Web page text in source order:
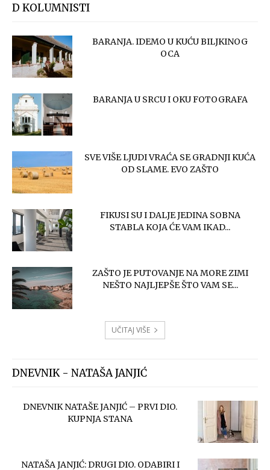
D KOLUMNISTI
BARANJA. IDEMO U KUĆU BILJKINOG
OCA
BARANJA U SRCU I OKU FOTOGRAFA
SVE VIŠE LJUDI VRAĆA SE GRADNJI KUĆA
OD SLAME. EVO ZAŠTO
FIKUSI SU I DALJE JEDINA SOBNA
STABLA KOJA ĆE VAM IKAD...
ZAŠTO JE PUTOVANJE NA MORE ZIMI
NEŠTO NAJLJEPŠE ŠTO VAM SE...
UČITAJ VIŠE
DNEVNIK - NATAŠA JANJIĆ
DNEVNIK NATAŠE JANJIĆ – PRVI DIO.
KUPNJA STANA
NATAŠA JANJIĆ: DRUGI DIO. ODABIRI I